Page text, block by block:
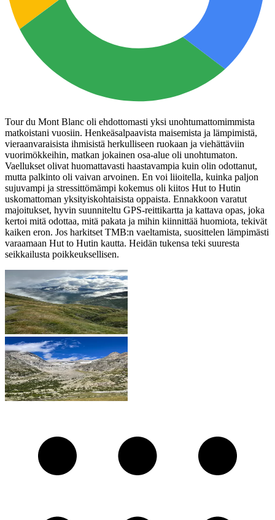
Tour du Mont Blanc oli ehdottomasti yksi unohtumattomimmista
matkoistani vuosiin. Henkeäsalpaavista maisemista ja lämpimistä,
vieraanvaraisista ihmisistä herkulliseen ruokaan ja viehättäviin
vuorimökkeihin, matkan jokainen osa-alue oli unohtumaton.
Vaellukset olivat huomattavasti haastavampia kuin olin odottanut,
mutta palkinto oli vaivan arvoinen. En voi liioitella, kuinka paljon
sujuvampi ja stressittömämpi kokemus oli kiitos Hut to Hutin
uskomattoman yksityiskohtaisista oppaista. Ennakkoon varatut
majoitukset, hyvin suunniteltu GPS-reittikartta ja kattava opas, joka
kertoi mitä odottaa, mitä pakata ja mihin kiinnittää huomiota, tekivät
kaiken eron. Jos harkitset TMB:n vaeltamista, suosittelen lämpimästi
varaamaan Hut to Hutin kautta. Heidän tukensa teki suuresta
seikkailusta poikkeuksellisen.